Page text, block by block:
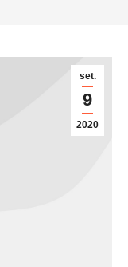
set.
9
2020